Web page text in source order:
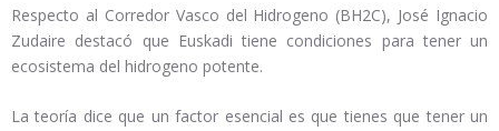
Respecto al Corredor Vasco del Hidrogeno (BH2C), José Ignacio
Zudaire destacó que Euskadi tiene condiciones para tener un
ecosistema del hidrogeno potente.
La teoría dice que un factor esencial es que tienes que tener un